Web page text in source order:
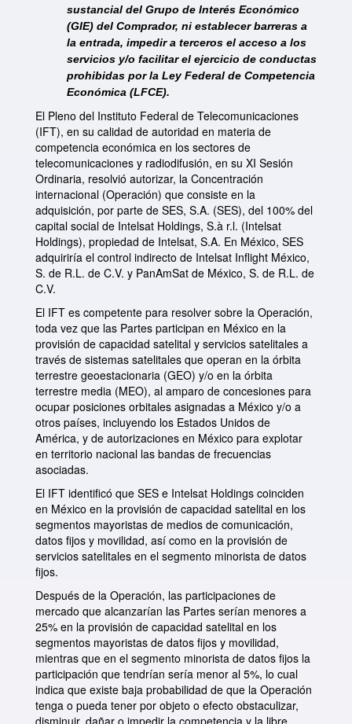
sustancial del Grupo de Interés Económico
(GIE) del Comprador, ni establecer barreras a
la entrada, impedir a terceros el acceso a los
servicios y/o facilitar el ejercicio de conductas
prohibidas por la Ley Federal de Competencia
Económica (LFCE).
El Pleno del Instituto Federal de Telecomunicaciones
(IFT), en su calidad de autoridad en materia de
competencia económica en los sectores de
telecomunicaciones y radiodifusión, en su XI Sesión
Ordinaria, resolvió autorizar, la Concentración
internacional (Operación) que consiste en la
adquisición, por parte de SES, S.A. (SES), del 100% del
capital social de Intelsat Holdings, S.à r.l. (Intelsat
Holdings), propiedad de Intelsat, S.A. En México, SES
adquiriría el control indirecto de Intelsat Inflight México,
S. de R.L. de C.V. y PanAmSat de México, S. de R.L. de
C.V.
El IFT es competente para resolver sobre la Operación,
toda vez que las Partes participan en México en la
provisión de capacidad satelital y servicios satelitales a
través de sistemas satelitales que operan en la órbita
terrestre geoestacionaria (GEO) y/o en la órbita
terrestre media (MEO), al amparo de concesiones para
ocupar posiciones orbitales asignadas a México y/o a
otros países, incluyendo los Estados Unidos de
América, y de autorizaciones en México para explotar
en territorio nacional las bandas de frecuencias
asociadas.
El IFT identificó que SES e Intelsat Holdings coinciden
en México en la provisión de capacidad satelital en los
segmentos mayoristas de medios de comunicación,
datos fijos y movilidad, así como en la provisión de
servicios satelitales en el segmento minorista de datos
fijos.
Después de la Operación, las participaciones de
mercado que alcanzarían las Partes serían menores a
25% en la provisión de capacidad satelital en los
segmentos mayoristas de datos fijos y movilidad,
mientras que en el segmento minorista de datos fijos la
participación que tendrían sería menor al 5%, lo cual
indica que existe baja probabilidad de que la Operación
tenga o pueda tener por objeto o efecto obstaculizar,
disminuir, dañar o impedir la competencia y la libre